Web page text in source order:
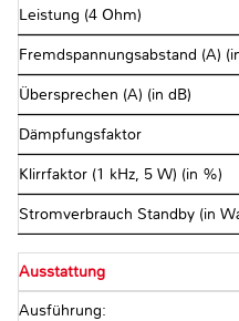
Leistung (4 Ohm)
Fremdspannungsabstand (A)
Übersprechen (A) (in dB)
Dämpfungsfaktor
Klirrfaktor (1 kHz, 5 W) (in %)
Stromverbrauch Standby (in
Ausstattung
Ausführung: